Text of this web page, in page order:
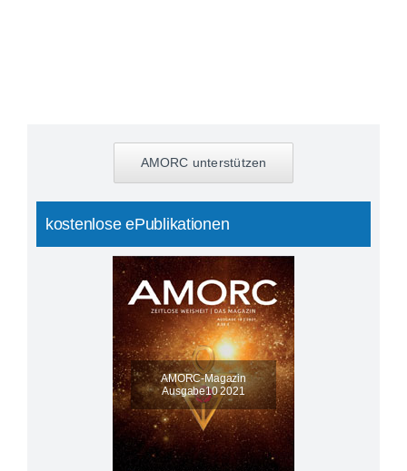
AMORC unterstützen
kostenlose ePublikationen
AMORC-Magazin
Ausgabe10 2021